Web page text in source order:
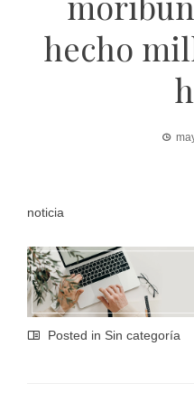
hecho
noticia
Posted in Sin categoría